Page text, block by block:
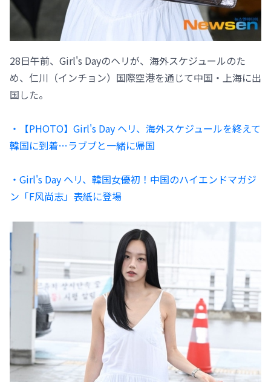
28日午前、Girl's Dayのヘリが、海外スケジュールのた
め、仁川（インチョン）国際空港を通じて中国・上海に出
国した。
・【PHOTO】Girl's Day ヘリ、海外スケジュールを終えて
韓国に到着…ラブブと一緒に帰国
・Girl's Day ヘリ、韓国女優初！中国のハイエンドマガジ
ン「F风尚志」表紙に登場